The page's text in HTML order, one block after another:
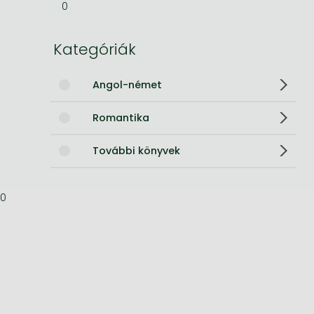
One-Punch Man manga
0
Kategóriák
Angol-német
Romantika
További könyvek
0